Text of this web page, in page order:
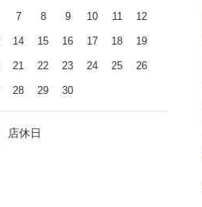
7 8 9 10 11 12
14 15 16 17 18 19
21 22 23 24 25 26
28 29 30
店休日